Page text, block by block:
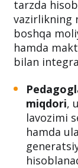
tarzda
vazirlikning
boshqa
hamda
bilan
miqdori,
lavozimi
hamda